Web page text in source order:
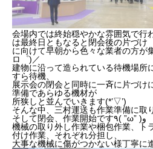
会場内では終始穏やかな雰囲気で行
は最終日ともなると閉会後の片づけ
に向けて早朝から色々な業者の方が
ロ゜)／
建物に沿って造られている待機場所
すら待機、
展示会の閉会と同時に一斉に片づけ
準備であらゆる機材が
所狭しと並んでいきます(*’▽’)
そんな中、三村運送も作業準備に取
そして閉会、作業開始です٩( ”ω” )و
機械の取り外し作業や梱包作業、ト
付け作業、それぞれ分担し、
大事な機械に傷がつかない様丁寧に